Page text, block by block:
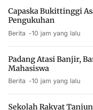
Capaska Bukittinggi
Pengukuhan
Berita 10 jam yang lalu
Padang Atasi Banjir,
Mahasiswa
Berita 10 jam yang lalu
Sekolah Rakyat